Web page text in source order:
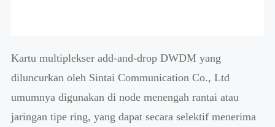
Kartu multiplekser add-and-drop DWDM yang
diluncurkan oleh Sintai Communication Co., Ltd
umumnya digunakan di node menengah rantai atau
jaringan tipe ring, yang dapat secara selektif menerima